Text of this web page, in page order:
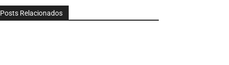
Posts Relacionados